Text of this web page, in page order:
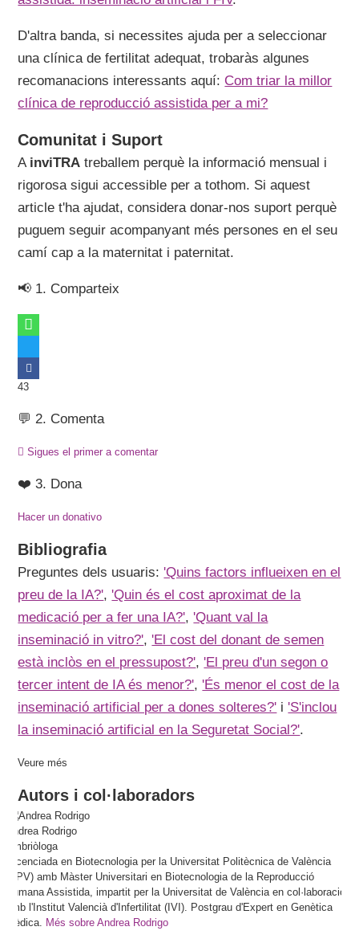
D'altra banda, si necessites ajuda per a seleccionar
una clínica de fertilitat adequat, trobaràs algunes
recomanacions interessants aquí: Com triar la millor
clínica de reproducció assistida per a mi?
Comunitat i Suport
A inviTRA treballem perquè la informació mensual i
rigorosa sigui accessible per a tothom. Si aquest
article t'ha ajudat, considera donar-nos suport perquè
puguem seguir acompanyant més persones en el seu
camí cap a la maternitat i paternitat.
📢 1. Comparteix
43
💬 2. Comenta
Sigues el primer a comentar
❤️ 3. Dona
Hacer un donativo
Bibliografia
Preguntes dels usuaris:'Quins factors influeixen en el
preu de la IA?','Quin és el cost aproximat de la
medicació per a fer una IA?','Quant val la
inseminació in vitro?','El cost del donant de semen
està inclòs en el pressupost?','El preu d'un segon o
tercer intent de IA és menor?','És menor el cost de la
inseminació artificial per a dones solteres?' i'S'inclou
la inseminació artificial en la Seguretat Social?'.
Veure més
Autors i col·laboradors
Andrea Rodrigo
Embriòloga
Llicenciada en Biotecnologia per la Universitat Politècnica de València
(UPV) amb Màster Universitari en Biotecnologia de la Reproducció
Humana Assistida, impartit per la Universitat de València en col·laboració
amb l'Institut Valencià d'Infertilitat (IVI). Postgrau d'Expert en Genètica
Mèdica. Més sobre Andrea Rodrigo